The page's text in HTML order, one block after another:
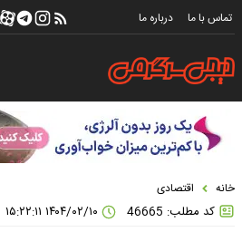
تماس با ما درباره ما
خانه اقتصادی
کد مطلب: 46665